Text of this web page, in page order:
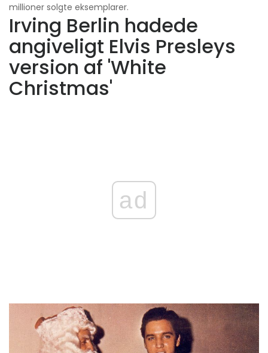
millioner solgte eksemplarer.
Irving Berlin hadede
angiveligt Elvis Presleys
version af 'White
Christmas'
ad